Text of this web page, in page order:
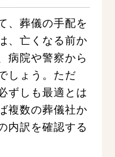
、葬儀の手配を
、亡くなる前か
病院や警察から
しょう。ただ
ずしも最適とは
複数の葬儀社か
内訳を確認する